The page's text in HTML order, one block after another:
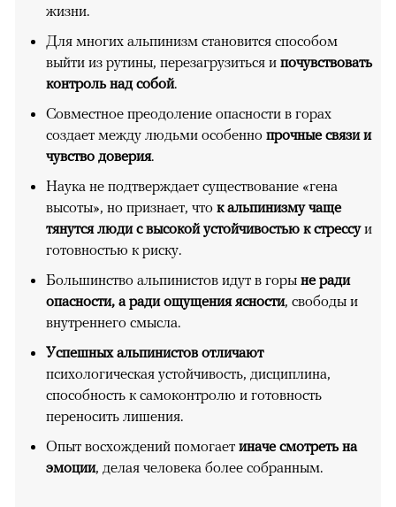
жизни.
Для многих альпинизм становится способом
выйти из рутины, перезагрузиться и почувствовать
контроль над собой.
Совместное преодоление опасности в горах
создает между людьми особенно прочные связи и
чувство доверия.
Наука не подтверждает существование «гена
высоты», но признает, что к альпинизму чаще
тянутся люди с высокой устойчивостью к стрессуи
готовностью к риску.
Большинство альпинистов идут в горы не ради
опасности, а ради ощущения ясности, свободы и
внутреннего смысла.
Успешных альпинистов отличают
психологическая устойчивость, дисциплина,
способность к самоконтролю и готовность
переносить лишения.
Опыт восхождений помогает иначе смотреть на
эмоции, делая человека более собранным.